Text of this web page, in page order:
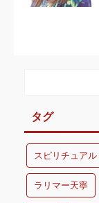
タグ
スピリチュアル
ラリマー天寧